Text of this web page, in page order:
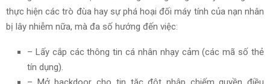
thực hiện các trò đùa hay sự phá hoại đối máy tính của nạn nhân
bị lây nhiễm nữa, mà đa số hướng đến việc:
– Lấy cắp các thông tin cá nhân nhạy cảm (các mã số thẻ
tín dụng).